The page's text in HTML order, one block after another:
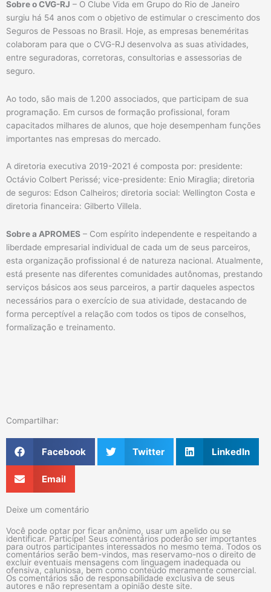
Sobre o CVG-RJ – O Clube Vida em Grupo do Rio de Janeiro
surgiu há 54 anos com o objetivo de estimular o crescimento dos
Seguros de Pessoas no Brasil. Hoje, as empresas beneméritas
colaboram para que o CVG-RJ desenvolva as suas atividades,
entre seguradoras, corretoras, consultorias e assessorias de
seguro.
Ao todo, são mais de 1.200 associados, que participam de sua
programação. Em cursos de formação profissional, foram
capacitados milhares de alunos, que hoje desempenham funções
importantes nas empresas do mercado.
A diretoria executiva 2019-2021 é composta por: presidente:
Octávio Colbert Perissé; vice-presidente: Enio Miraglia; diretoria
de seguros: Edson Calheiros; diretoria social: Wellington Costa e
diretoria financeira: Gilberto Villela.
Sobre a APROMES – Com espírito independente e respeitando a
liberdade empresarial individual de cada um de seus parceiros,
esta organização profissional é de natureza nacional. Atualmente,
está presente nas diferentes comunidades autônomas, prestando
serviços básicos aos seus parceiros, a partir daqueles aspectos
necessários para o exercício de sua atividade, destacando de
forma perceptível a relação com todos os tipos de conselhos,
formalização e treinamento.
Compartilhar:
Facebook Twitter LinkedIn
Email
Deixe um comentário
Você pode optar por ficar anônimo, usar um apelido ou se
identificar. Participe! Seus comentários poderão ser importantes
para outros participantes interessados no mesmo tema. Todos os
comentários serão bem-vindos, mas reservamo-nos o direito de
excluir eventuais mensagens com linguagem inadequada ou
ofensiva, caluniosa, bem como conteúdo meramente comercial.
Os comentários são de responsabilidade exclusiva de seus
autores e não representam a opinião deste site.